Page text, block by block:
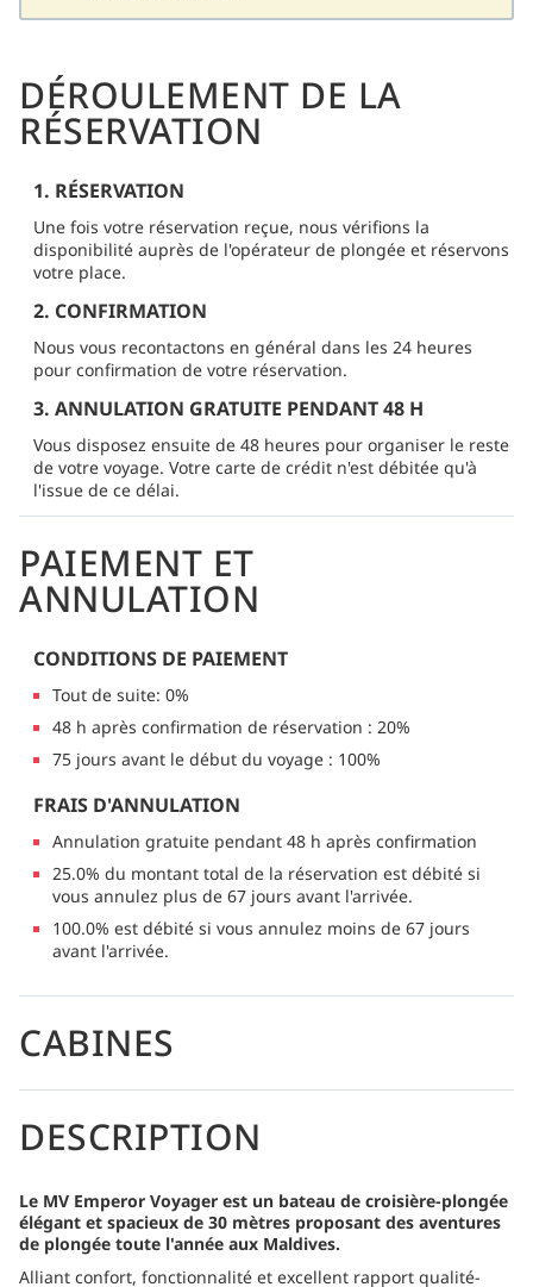
DÉROULEMENT DE LA
RÉSERVATION
1. RÉSERVATION
Une fois votre réservation reçue, nous vérifions la
disponibilité auprès de l'opérateur de plongée et réservons
votre place.
2. CONFIRMATION
Nous vous recontactons en général dans les 24 heures
pour confirmation de votre réservation.
3. ANNULATION GRATUITE PENDANT 48 H
Vous disposez ensuite de 48 heures pour organiser le reste
de votre voyage. Votre carte de crédit n'est débitée qu'à
l'issue de ce délai.
PAIEMENT ET
ANNULATION
CONDITIONS DE PAIEMENT
Tout de suite: 0%
48 h après confirmation de réservation : 20%
75 jours avant le début du voyage : 100%
FRAIS D'ANNULATION
Annulation gratuite pendant 48 h après confirmation
25.0% du montant total de la réservation est débité si
vous annulez plus de 67 jours avant l'arrivée.
100.0% est débité si vous annulez moins de 67 jours
avant l'arrivée.
CABINES
DESCRIPTION
Le MV Emperor Voyager est un bateau de croisière-plongée
élégant et spacieux de 30 mètres proposant des aventures
de plongée toute l'année aux Maldives.
Alliant confort, fonctionnalité et excellent rapport qualité-